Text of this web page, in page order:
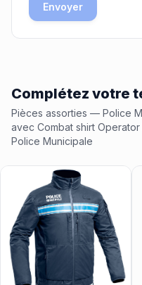
Envoyer
Complétez votre
Pièces assorties — Police
avec Combat shirt
Police Municipale